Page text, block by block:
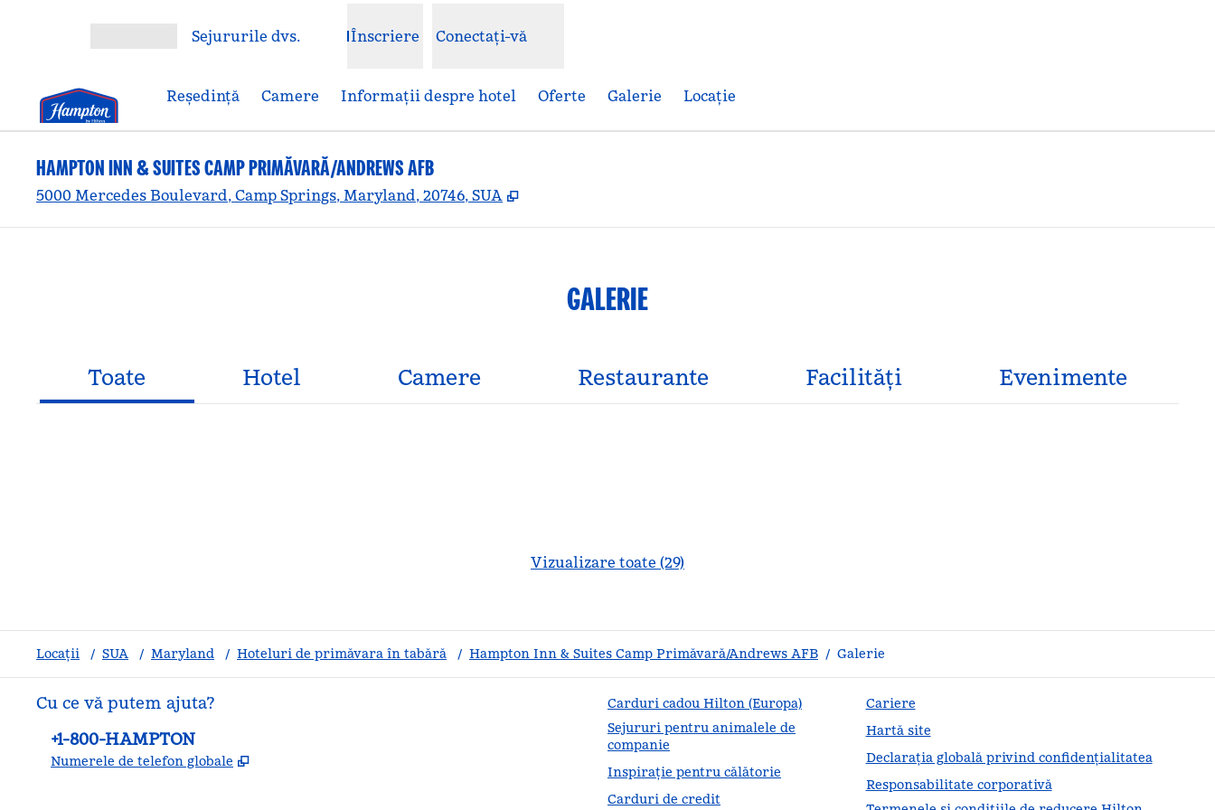
Deschideți meniulSejururile dvs. Înscriere Conectați-vă
Reşedinţă Camere Informații despre hotel Oferte Galerie Locaţie
HAMPTON INN & SUITES CAMP PRIMĂVARĂ/ANDREWS AFB
5000 Mercedes Boulevard, Camp Springs, Maryland, 20746, SUA ,
GALERIE
Toate Hotel Camere Restaurante Facilităţi Evenimente
Vizualizare toate (29)
Locații / SUA / Maryland / Hoteluri de primăvara în tabără / Hampton Inn & Suites Camp Primăvară/Andrews AFB / Galerie
Cu ce vă putem ajuta?
Telefon:
+1-800-HAMPTON
Numerele de telefon globale ,
Carduri cadou Hilton (Europa)
Sejururi pentru animalele de
companie
Inspirație pentru călătorie
Carduri de credit
Cariere
Hartă site
Declarația globală privind confidenţialitatea
Responsabilitate corporativă